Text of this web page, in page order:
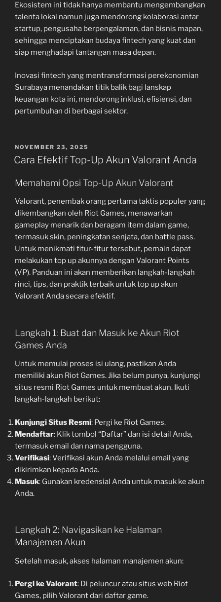
Ekosistem ini tidak hanya membantu mengembangkan
talenta lokal namun juga mendorong kolaborasi antar
startup, pengusaha berpengalaman, dan bisnis mapan,
sehingga menciptakan budaya fintech yang kuat dan
siap menghadapi tantangan masa depan.
Inovasi fintech yang mentransformasi perekonomian
Surabaya menandakan titik balik bagi lanskap
keuangan kota ini, mendorong inklusi, efisiensi, dan
pertumbuhan di berbagai sektor.
POSTED
ON
NOVEMBER 23, 2025
Cara Efektif Top-Up Akun Valorant Anda
Memahami Opsi Top-Up Akun Valorant
Valorant, penembak orang pertama taktis populer yang
dikembangkan oleh Riot Games, menawarkan
gameplay menarik dan beragam item dalam game,
termasuk skin, peningkatan senjata, dan battle pass.
Untuk menikmati fitur-fitur tersebut, pemain dapat
melakukan top up akunnya dengan Valorant Points
(VP). Panduan ini akan memberikan langkah-langkah
rinci, tips, dan praktik terbaik untuk top up akun
Valorant Anda secara efektif.
Langkah 1: Buat dan Masuk ke Akun Riot
Games Anda
Untuk memulai proses isi ulang, pastikan Anda
memiliki akun Riot Games. Jika belum punya, kunjungi
situs resmi Riot Games untuk membuat akun. Ikuti
langkah-langkah berikut:
Kunjungi Situs Resmi: Pergi ke Riot Games.
Mendaftar: Klik tombol “Daftar” dan isi detail Anda,
termasuk email dan nama pengguna.
Verifikasi: Verifikasi akun Anda melalui email yang
dikirimkan kepada Anda.
Masuk: Gunakan kredensial Anda untuk masuk ke akun
Anda.
Langkah 2: Navigasikan ke Halaman
Manajemen Akun
Setelah masuk, akses halaman manajemen akun:
Pergi ke Valorant: Di peluncur atau situs web Riot
Games, pilih Valorant dari daftar game.